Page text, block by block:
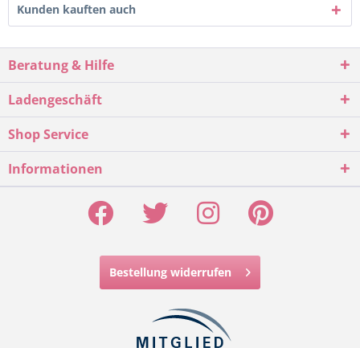
Kunden kauften auch
Beratung & Hilfe
Ladengeschäft
Shop Service
Informationen
Bestellung widerrufen